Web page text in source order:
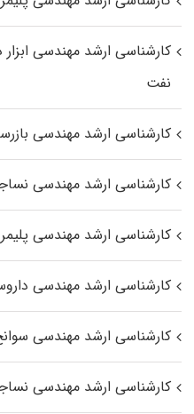
کارشناسی ارشد مهندسی
نفت
کارشناسی ارشد مهندسی
کارشناسی ارشد مهندسی
کارشناسی ارشد مهندسی
کارشناسی ارشد مهندسی
کارشناسی ارشد مهندسی
کارشناسی ارشد مهندسی